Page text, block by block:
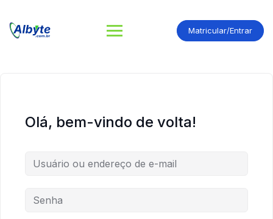
Matricular/Entrar
Olá, bem-vindo de volta!